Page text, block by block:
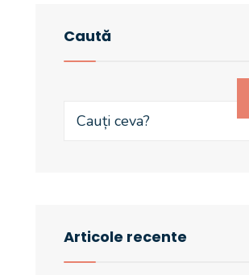
Caută
Articole recente